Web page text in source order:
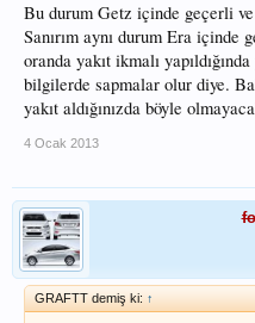
Bu durum Getz içinde geçerli ve
Sanırım aynı durum Era içinde
oranda yakıt ikmalı
bilgilerde sapmalar olur diye.
yakıt aldığınızda böyle
4 Ocak 2013
GRAFTT demiş ki: ↑